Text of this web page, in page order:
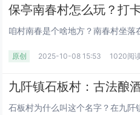
原创 2025-10-08 15:53 1020阅